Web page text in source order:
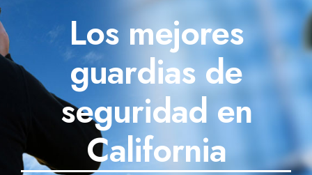
GUARDIAS UNIFORMADOS
SECTORES
TECNOLOGÍA
TRABAJOS
Los mejores
guardias de
seguridad en
California